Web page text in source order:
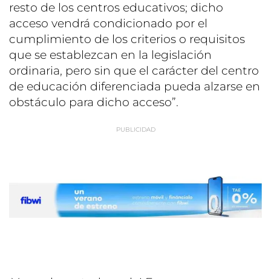
resto de los centros educativos; dicho
acceso vendrá condicionado por el
cumplimiento de los criterios o requisitos
que se establezcan en la legislación
ordinaria, pero sin que el carácter del centro
de educación diferenciada pueda alzarse en
obstáculo para dicho acceso”.